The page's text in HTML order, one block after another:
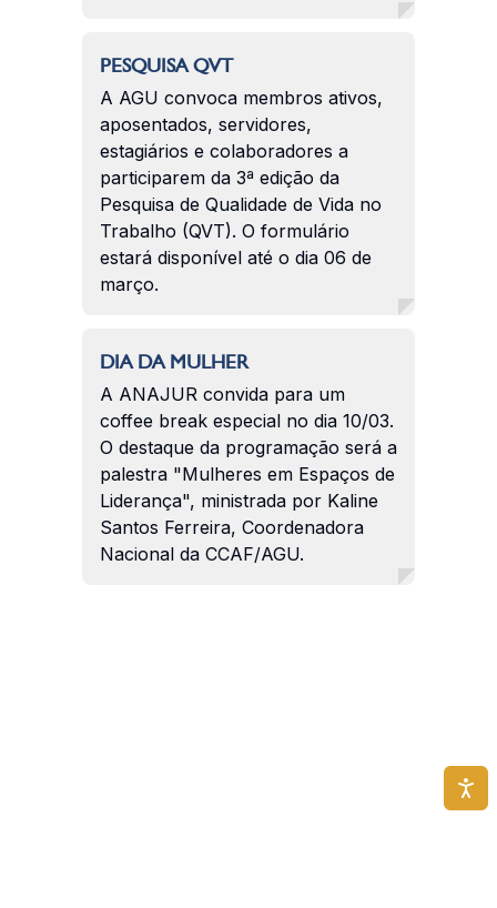
PESQUISA QVT
A AGU convoca membros ativos,
aposentados, servidores,
estagiários e colaboradores a
participarem da 3ª edição da
Pesquisa de Qualidade de Vida no
Trabalho (QVT). O formulário
estará disponível até o dia 06 de
março.
DIA DA MULHER
A ANAJUR convida para um
coffee break especial no dia 10/03.
O destaque da programação será a
palestra "Mulheres em Espaços de
Liderança", ministrada por Kaline
Santos Ferreira, Coordenadora
Nacional da CCAF/AGU.